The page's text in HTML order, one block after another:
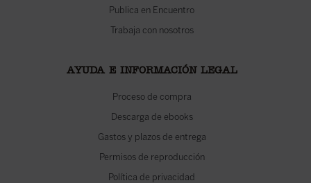
Publica en Encuentro
Trabaja con nosotros
AYUDA E INFORMACIÓN LEGAL
Proceso de compra
Descarga de ebooks
Gastos y plazos de entrega
Permisos de reproducción
Política de privacidad